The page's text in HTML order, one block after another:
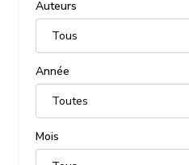
Auteurs
Année
Mois